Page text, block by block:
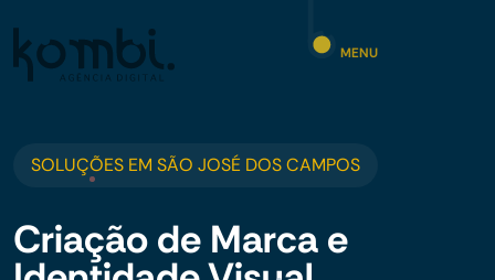
MENU
SOLUÇÕES EM SÃO JOSÉ DOS CAMPOS
Criação de Marca e